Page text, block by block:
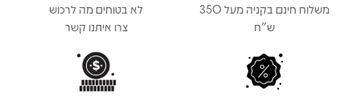
משלוח חינם בקניה מעל 350
ש"ח
לא בטוחים מה לרכוש
צרו איתנו קשר